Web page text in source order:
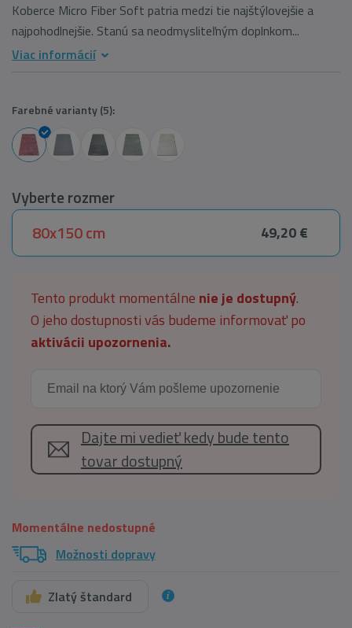
Koberce Micro Fiber Soft patria medzi tie najštýlovejšie a
najpohodlnejšie. Stanú sa neodmysliteľným doplnkom...
Viac informácií
Farebné varianty (5):
Vyberte rozmer
80x150 cm
49,20 €
Tento produkt momentálne nie je dostupný.
O jeho dostupnosti vás budeme informovať po
aktivácii upozornenia.
Dajte mi vedieť kedy bude tento
tovar dostupný
Momentálne nedostupné
Možnosti dopravy
Zlatý štandard